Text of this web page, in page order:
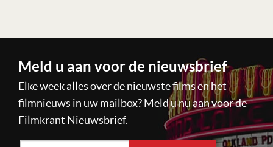
Meld u aan voor de nieuwsbrief
Elke week alles over de nieuwste films en het
filmnieuws in uw mailbox? Meld u nu aan voor de
Filmkrant Nieuwsbrief.